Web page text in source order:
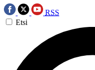
RSS
Etsi